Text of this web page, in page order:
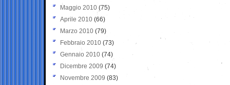
Maggio 2010 (75)
Aprile 2010 (66)
Marzo 2010 (79)
Febbraio 2010 (73)
Gennaio 2010 (74)
Dicembre 2009 (74)
Novembre 2009 (83)